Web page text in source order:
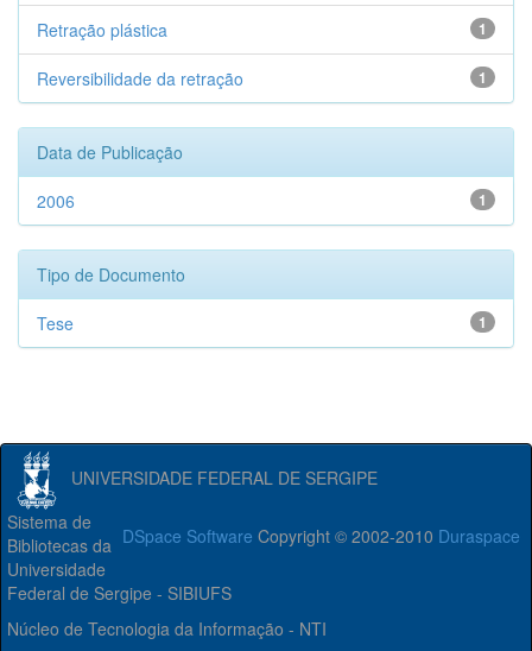
1
Retração plástica
1
Reversibilidade da retração
Data de Publicação
1
2006
Tipo de Documento
1
Tese
UNIVERSIDADE FEDERAL DE SERGIPE
DSpace Software Copyright © 2002-2010 Duraspace
Sistema de
Bibliotecas da
Universidade
Federal de Sergipe - SIBIUFS
Núcleo de Tecnologia da Informação - NTI